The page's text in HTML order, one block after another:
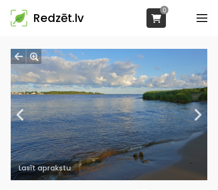
Redzēt.lv
0
Lasīt aprakstu